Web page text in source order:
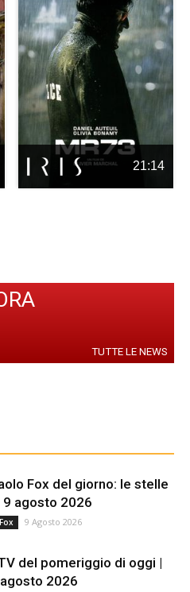
21:14
TUTTE LE NEWS
Fox del giorno: le stelle
agosto 2026
9 Agosto 2026
del pomeriggio di oggi |
2026